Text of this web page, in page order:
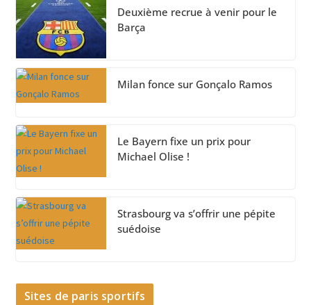
Deuxième recrue à venir pour le
Barça
Milan fonce sur Gonçalo Ramos
Le Bayern fixe un prix pour
Michael Olise !
Strasbourg va s’offrir une pépite
suédoise
Sites de paris sportifs